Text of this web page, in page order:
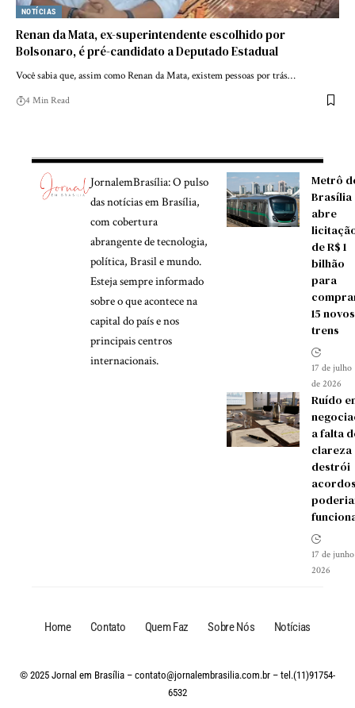
NOTÍCIAS
Renan da Mata, ex-superintendente escolhido por
Bolsonaro, é pré-candidato a Deputado Estadual
Você sabia que, assim como Renan da Mata, existem pessoas por trás…
4 Min Read
JornalemBrasília: O pulso
das notícias em Brasília,
com cobertura
abrangente de tecnologia,
política, Brasil e mundo.
Esteja sempre informado
sobre o que acontece na
capital do país e nos
principais centros
internacionais.
Metrô
Brasília
abre
de R$ 1
bilhão
para
15 novos
trens
17 de julho
de 2026
Ruído
a falta
clareza
destrói
17 de
2026
Home Contato Quem Faz Sobre Nós Notícias
© 2025 Jornal em Brasília – contato@jornalembrasilia.com.br – tel.(11)91754-
6532